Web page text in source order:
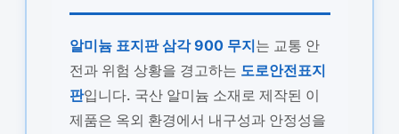
알미늄 표지판 삼각 900 무지는 교통 안
전과 위험 상황을 경고하는 도로안전표지
판입니다. 국산 알미늄 소재로 제작된 이
제품은 옥외 환경에서 내구성과 안정성을